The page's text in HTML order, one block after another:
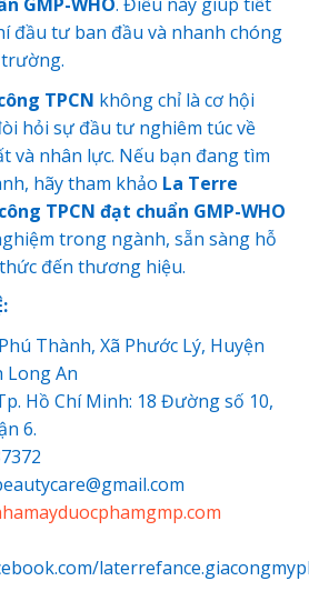
đầu tư ban đầu và nhanh chóng
TPCN không chỉ là cơ hội
hỏi sự đầu tư nghiêm túc về
và nhân lực. Nếu bạn đang tìm
hãy tham khảo La Terre
TPCN đạt chuẩn GMP-WHO
trong ngành, sẵn sàng hỗ
đến thương hiệu.
Thành, Xã Phước Lý, Huyện
Long An
Hồ Chí Minh: 18 Đường số 10,
6.